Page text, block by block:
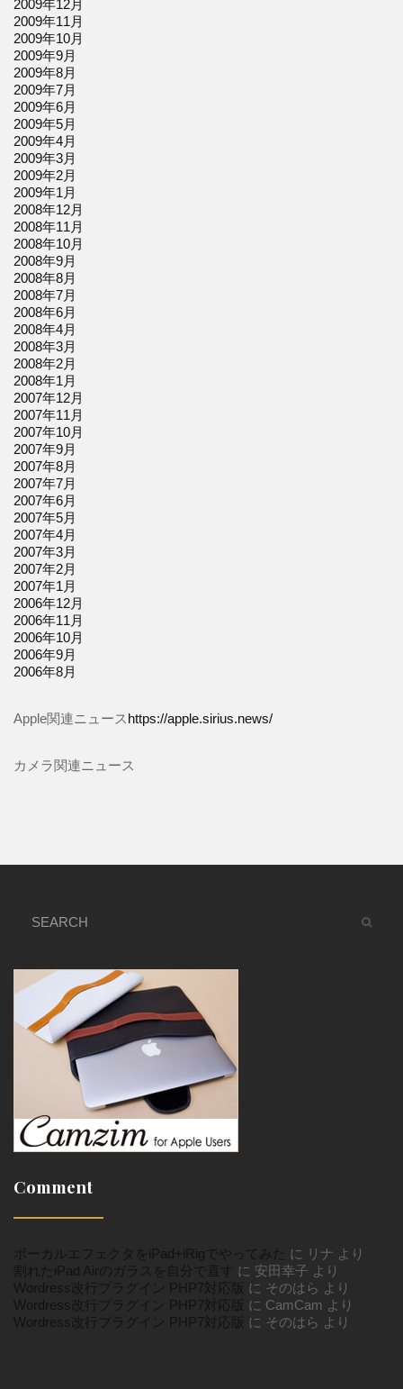
2009年12月
2009年11月
2009年10月
2009年9月
2009年8月
2009年7月
2009年6月
2009年5月
2009年4月
2009年3月
2009年2月
2009年1月
2008年12月
2008年11月
2008年10月
2008年9月
2008年8月
2008年7月
2008年6月
2008年4月
2008年3月
2008年2月
2008年1月
2007年12月
2007年11月
2007年10月
2007年9月
2007年8月
2007年7月
2007年6月
2007年5月
2007年4月
2007年3月
2007年2月
2007年1月
2006年12月
2006年11月
2006年10月
2006年9月
2006年8月
Apple関連ニュースhttps://apple.sirius.news/
カメラ関連ニュース
Comment
ボーカルエフェクタをiPad+iRigでやってみた に リナ より
割れたiPad Airのガラスを自分で直す
に 安田幸子 より
Wordress改行プラグイン PHP7対応版 に そのはら より
Wordress改行プラグイン PHP7対応版 に CamCam より
Wordress改行プラグイン PHP7対応版 に そのはら より